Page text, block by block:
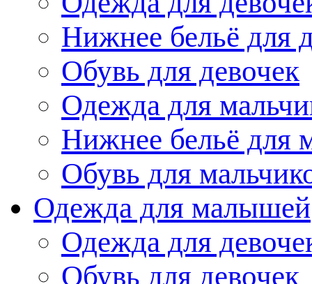
Нижнее бельё для
Обувь для девочек
Одежда для
Нижнее бельё для
Обувь для
Одежда для малышей
Одежда для
Обувь для девочек